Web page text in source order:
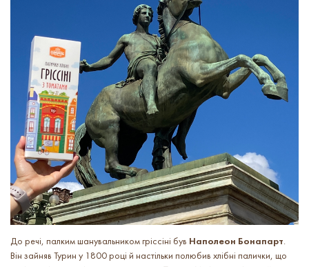
До речі, палким шанувальником гріссіні був Наполеон Бонапарт.
Він зайняв Турин у 1800 році й настільки полюбив хлібні палички, що